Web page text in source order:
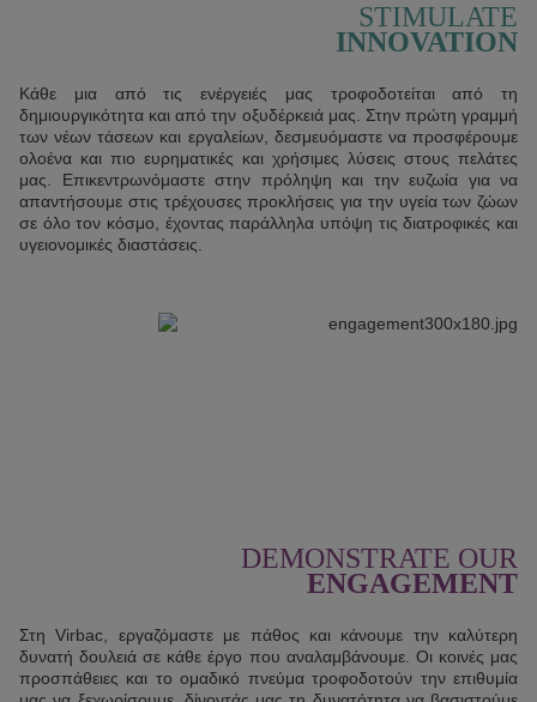
STIMULATE
INNOVATION
Κάθε μια από τις ενέργειές μας τροφοδοτείται από τη
δημιουργικότητα και από την οξυδέρκειά μας. Στην πρώτη γραμμή
των νέων τάσεων και εργαλείων, δεσμευόμαστε να προσφέρουμε
ολοένα και πιο ευρηματικές και χρήσιμες λύσεις στους πελάτες
μας. Επικεντρωνόμαστε στην πρόληψη και την ευζωία για να
απαντήσουμε στις τρέχουσες προκλήσεις για την υγεία των ζώων
σε όλο τον κόσμο, έχοντας παράλληλα υπόψη τις διατροφικές και
υγειονομικές διαστάσεις.
DEMONSTRATE OUR
ENGAGEMENT
Στη Virbac, εργαζόμαστε με πάθος και κάνουμε την καλύτερη
δυνατή δουλειά σε κάθε έργο που αναλαμβάνουμε. Οι κοινές μας
προσπάθειες και το ομαδικό πνεύμα τροφοδοτούν την επιθυμία